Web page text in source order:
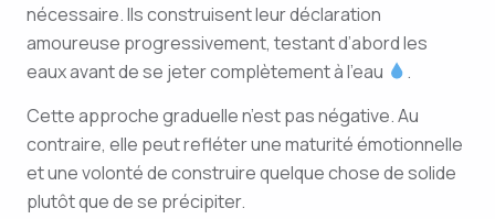
nécessaire. Ils construisent leur déclaration
amoureuse progressivement, testant d’abord les
eaux avant de se jeter complètement à l’eau
.
Cette approche graduelle n’est pas négative. Au
contraire, elle peut refléter une maturité émotionnelle
et une volonté de construire quelque chose de solide
plutôt que de se précipiter.